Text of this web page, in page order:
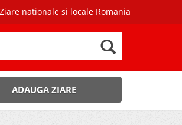
Ziare nationale si locale Romania
ADAUGA ZIARE